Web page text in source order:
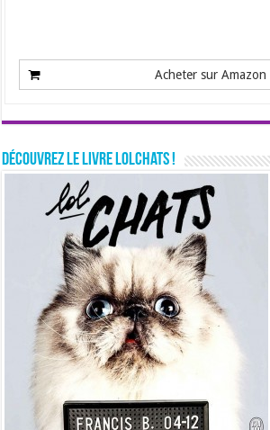
Acheter sur Amazon
Découvrez le livre LolChats !